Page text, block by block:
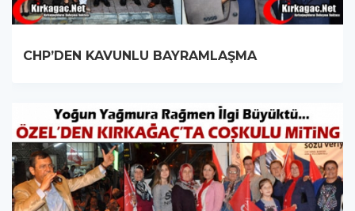
CHP’DEN KAVUNLU BAYRAMLAŞMA